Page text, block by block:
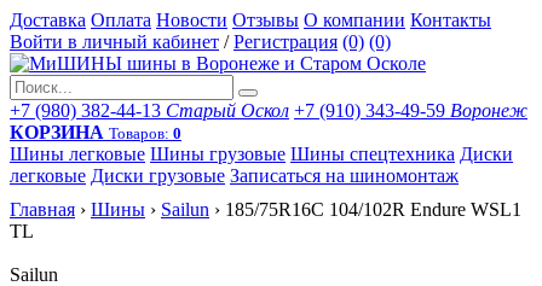
Доставка Оплата Новости Отзывы О компании Контакты
Войти в личный кабинет / Регистрация (0) (0)
+7 (980) 382-44-13 Старый Оскол +7 (910) 343-49-59 Воронеж
КОРЗИНА Товаров: 0
Шины легковые Шины грузовые Шины спецтехника Диски
легковые Диски грузовые Записаться на шиномонтаж
Главная › Шины › Sailun › 185/75R16C 104/102R Endure WSL1
TL
Sailun